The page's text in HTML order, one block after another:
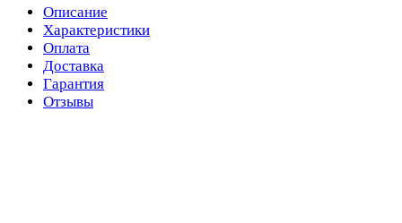
Описание
Характеристики
Оплата
Доставка
Гарантия
Отзывы